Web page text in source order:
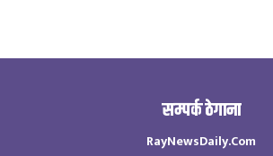
सम्पर्क ठेगाना
RayNewsDaily.Com